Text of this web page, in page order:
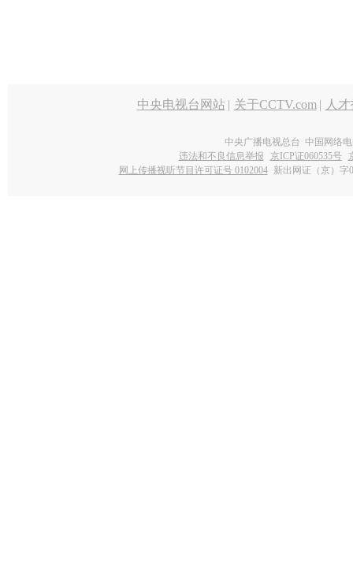
中央电视台网站 | 关于CCTV.com | 人
中央广播电视总台 中国网络
违法和不良信息举报
京ICP证060535号
网上传播视听节目许可证号 0102004 新出网证（京）